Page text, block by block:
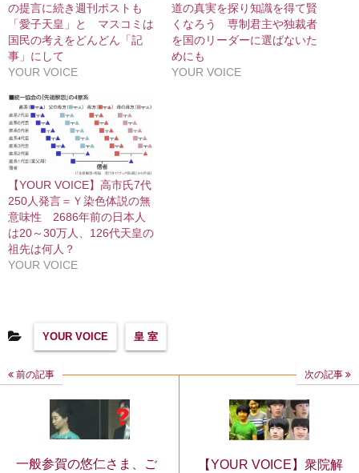
の提言に続き週刊ポストも
「愛子天皇」と マスコミは
国民の考えをどんどん「記
事」にして
YOUR VOICE
道の真実を探り知識を得て賢
くなろう 専制君主や独裁者
を国のリーダーに選ばないた
めにも
YOUR VOICE
【YOUR VOICE】高市氏7代
250人発言＝Ｙ染色体説の無
意味性 2686年前の日本人
は20～30万人、126代天皇の
祖先は何人？
YOUR VOICE
YOUR VOICE 皇 室
前の記事
一般参賀の悠仁さま、ご
次の記事
【YOUR VOICE】衆院解